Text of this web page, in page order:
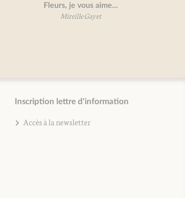
Fleurs, je vous aime...
Inscription lettre d'information
Accès à la newsletter